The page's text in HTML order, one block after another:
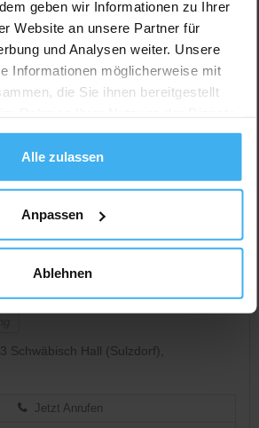
geben wir Informationen zu Ihrer
Website an unsere Partner für
und Analysen weiter. Unsere
Informationen möglicherweise mit
die Sie ihnen bereitgestellt
Alle zulassen
Anpassen
Ablehnen
Schwäbisch Hall (Sulzdorf),
Jetzt Anrufen